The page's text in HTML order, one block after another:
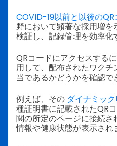
COVID-19以前と以後の
野において顕著な採用増
検証し、記録管理を効率化
QRコードにアクセスする
用して、配布されたワク
当であるかどうかを確認で
例えば、その ダイナミッ
種証明書に記載されたQR
関の所定のページに接続
情報や健康状態が表示され